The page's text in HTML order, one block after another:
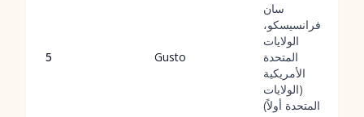
5 Gusto
سان
فرانسيسكو،
الولايات
المتحدة
الأمريكية
(الولايات
المتحدة أولاً)